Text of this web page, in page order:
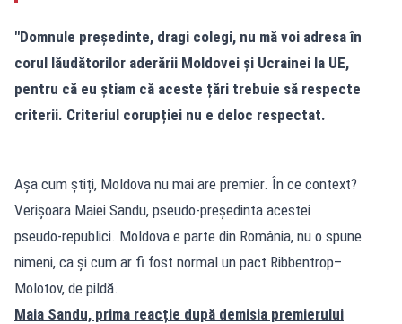
"Domnule președinte, dragi colegi, nu mă voi adresa în
corul lăudătorilor aderării Moldovei și Ucrainei la UE,
pentru că eu știam că aceste țări trebuie să respecte
criterii. Criteriul corupției nu e deloc respectat.
Așa cum știți, Moldova nu mai are premier. În ce context?
Verișoara Maiei Sandu, pseudo‑președinta acestei
pseudo‑republici. Moldova e parte din România, nu o spune
nimeni, ca și cum ar fi fost normal un pact Ribbentrop–
Molotov, de pildă.
Maia Sandu, prima reacție după demisia premierului